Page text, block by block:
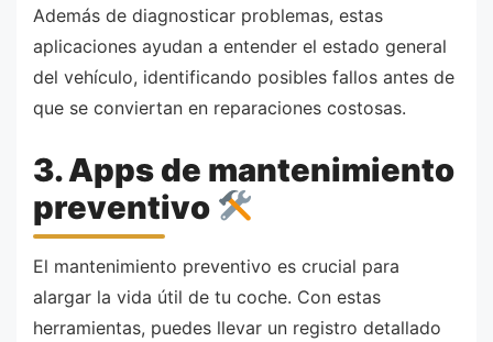
Además de diagnosticar problemas, estas
aplicaciones ayudan a entender el estado general
del vehículo, identificando posibles fallos antes de
que se conviertan en reparaciones costosas.
3. Apps de mantenimiento
preventivo
El mantenimiento preventivo es crucial para
alargar la vida útil de tu coche. Con estas
herramientas, puedes llevar un registro detallado